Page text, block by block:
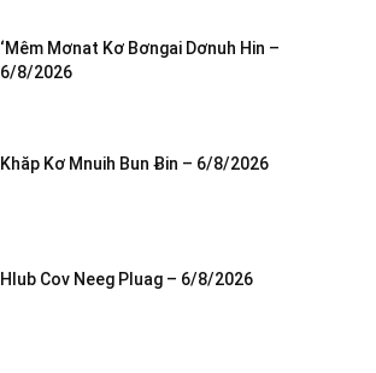
‘Mêm Mơnat Kơ Bơngai Dơnuh Hin –
6/8/2026
Khăp Kơ Mnuih Bun Ƀin – 6/8/2026
Hlub Cov Neeg Pluag – 6/8/2026